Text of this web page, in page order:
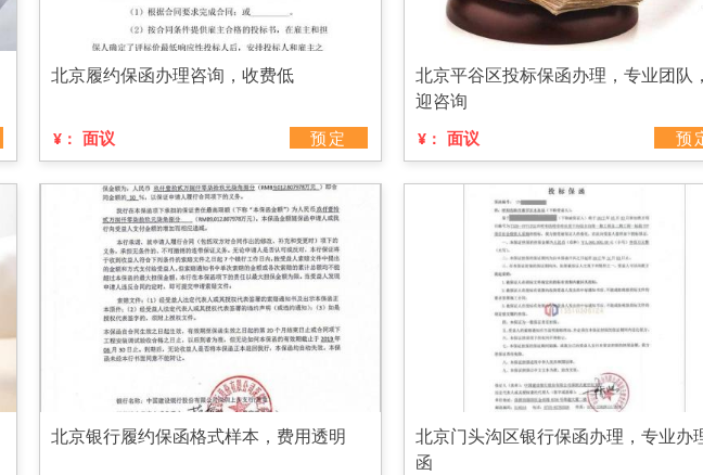
北京履约保函办理咨询，收费低
¥： 面议 预定
北京平谷区投标保函办理，专业团队
迎咨询
¥： 面议 预
北京银行履约保函格式样本，费用透明
北京门头沟区银行保函办理，专业办
函